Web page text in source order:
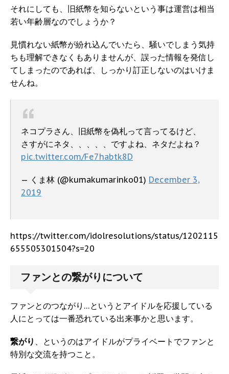
それにしても、旧紙幣を知らないという事は運営は相当
若い年齢層なのでしょうか？
見慣れない紙幣が紛れ込んでいたら、騒いでしまう気持
ちも理解できなくもありませんが、誤った情報を発信し
てしまったのであれば、しっかり訂正しないのはいけま
せんね。
ネコプラさん、旧紙幣を偽札って言ってるけど、
さすがにネタ、、、、、ですよね、ネタだよね？
pic.twitter.com/Fe7habtk8D
— くま林 (@kumakumarinko01) December 3,
2019
https://twitter.com/idolresolutions/status/1202115
655505301504?s=20
ファンとの繋がりについて
ファンとのつながり…というとアイドルを応援している
人にとっては一番恐れている出来事かと思います。
繋がり 、というのはアイドルがプライベートでファンと
特別な交流を持つこと。